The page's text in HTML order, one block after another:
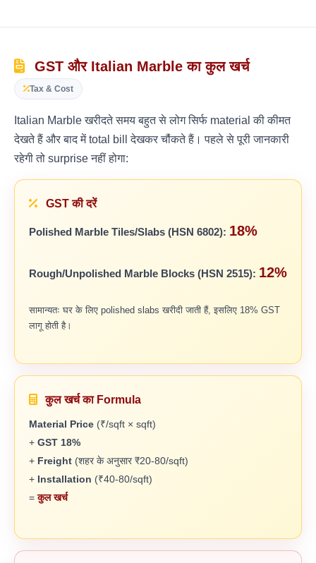
GST और Italian Marble का कुल खर्च
Tax & Cost
Italian Marble खरीदते समय बहुत से लोग सिर्फ material की कीमत
देखते हैं और बाद में total bill देखकर चौंकते हैं। पहले से पूरी जानकारी
रहेगी तो surprise नहीं होगा:
GST की दरें
Polished Marble Tiles/Slabs (HSN 6802): 18%
Rough/Unpolished Marble Blocks (HSN 2515): 12%
सामान्यतः घर के लिए polished slabs खरीदी जाती हैं, इसलिए 18% GST
लागू होती है।
कुल खर्च का Formula
Material Price (₹/sqft × sqft)
+ GST 18%
+ Freight (शहर के अनुसार ₹20-80/sqft)
+ Installation (₹40-80/sqft)
=कुल खर्च